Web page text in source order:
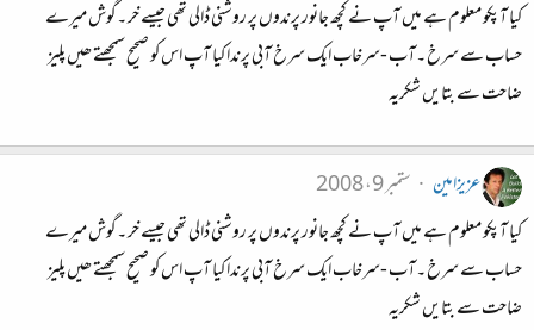
کیا آپکو معلوم ہے میں آپ نے کچھ جانور پرندوں پر روشنی ڈالی تھی جیسے خر ۔گوش میرے
حساب سے سرخ ۔آب -سرخاب ایک سرخ آبی پرندا کیا آپ اس کو صحیح سمجھتے ھیں پلیز
ضاحت سے بتایں شکریہ
عزیزامین
ستمبر 9، 2008
کیا آپکو معلوم ہے میں آپ نے کچھ جانور پرندوں پر روشنی ڈالی تھی جیسے خر ۔گوش میرے
حساب سے سرخ ۔آب -سرخاب ایک سرخ آبی پرندا کیا آپ اس کو صحیح سمجھتے ھیں پلیز
ضاحت سے بتایں شکریہ